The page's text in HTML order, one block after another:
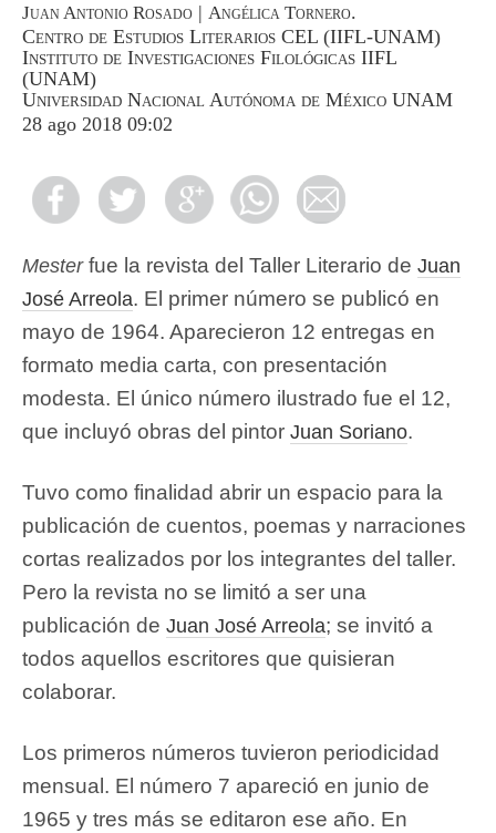
Juan Antonio Rosado | Angélica Tornero.
Centro de Estudios Literarios CEL (IIFL-UNAM)
Instituto de Investigaciones Filológicas IIFL
(UNAM)
Universidad Nacional Autónoma de México UNAM
28 ago 2018 09:02
Mesterfue la revista del Taller Literario de Juan
José Arreola. El primer número se publicó en
mayo de 1964. Aparecieron 12 entregas en
formato media carta, con presentación
modesta. El único número ilustrado fue el 12,
que incluyó obras del pintor Juan Soriano.
Tuvo como finalidad abrir un espacio para la
publicación de cuentos, poemas y narraciones
cortas realizados por los integrantes del taller.
Pero la revista no se limitó a ser una
publicación de Juan José Arreola; se invitó a
todos aquellos escritores que quisieran
colaborar.
Los primeros números tuvieron periodicidad
mensual. El número 7 apareció en junio de
1965 y tres más se editaron ese año. En